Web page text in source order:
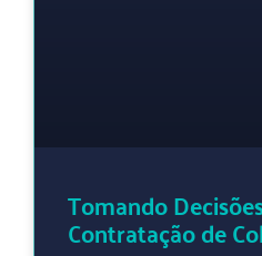
Tomando
Contratação de